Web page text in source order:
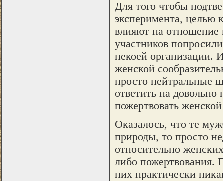
Для того чтобы
эксперимента, целью
влияют на
участников
некоей организации.
женской
просто нейтральные
ответить на
пожертвовать
Оказалось, что те
природы, то просто
относительно
либо пожертвования.
них практически